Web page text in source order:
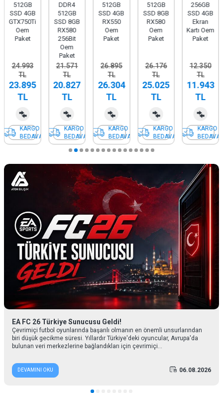
512GB
SSD 4GB
GTX750Ti
Oem
Paket
24.993
TL
23.895
TL
KARGO
BEDAVA
DDR4
512GB
SSD 8GB
RX580
256Bit
Oem
Paket
21.571
TL
20.827
TL
KARGO
BEDAVA
512GB
SSD 4GB
RX550
Oem
Paket
26.895
TL
26.304
TL
KARGO
BEDAVA
512GB
SSD 8GB
RX580
Oem
Paket
26.176
TL
25.025
TL
KARGO
BEDAVA
256GB
SSD 4GB
Ekran
Kartı Oem
Paket
12.350
TL
11.943
TL
KARGO
BEDAVA
EA FC 26 Türkiye Sunucusu Geldi!
Çevrimiçi futbol oyunlarında başarılı olmanın en önemli unsurlarından
biri düşük gecikme süresi. Yıllardır Türkiye'deki oyuncular, Avrupa'da
bulunan veri merkezlerine bağlandıkları için çevrimiçi...
DEVAMINI OKU 06.08.2026